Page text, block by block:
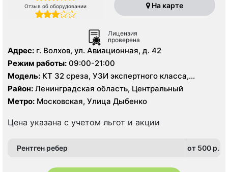
Отзыв об оборудовании На карте
Лицензия
проверена
Адрес: г. Волхов, ул. Авиационная, д. 42
Режим работы: 09:00-21:00
Модель: КТ 32 среза, УЗИ экспертного класса,
цифровой рентген
Район: Ленинградская область, Центральный
Метро: Московская, Улица Дыбенко
Цена указана с учетом льгот и акции
Рентген ребер от 500 p.